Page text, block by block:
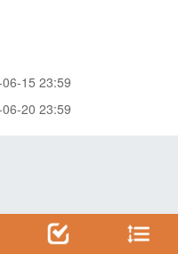
15 23:59
20 23:59